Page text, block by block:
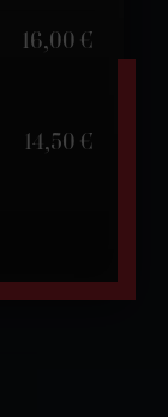
16,00 €
14,50 €